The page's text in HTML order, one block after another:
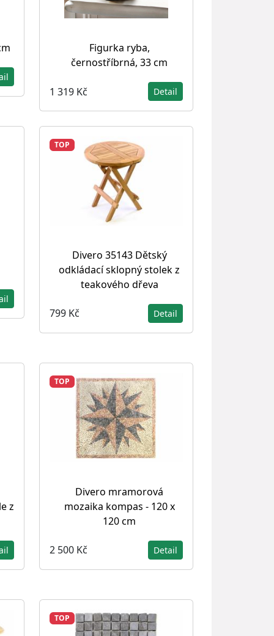
Figurka ryba,
černostříbrná, 33 cm
1 319 Kč Detail
TOP
Divero 35143 Dětský
odkládací sklopný stolek z
teakového dřeva
799 Kč Detail
z
TOP
Divero mramorová
mozaika kompas - 120 x
120 cm
2 500 Kč Detail
TOP